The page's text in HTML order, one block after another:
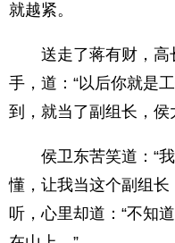
就越紧。
送走了蒋有财，高
手，道：“以后你就是
到，就当了副组长，侯
侯卫东苦笑道：“我
懂，让我当这个副组长
听，心里却道：“不知